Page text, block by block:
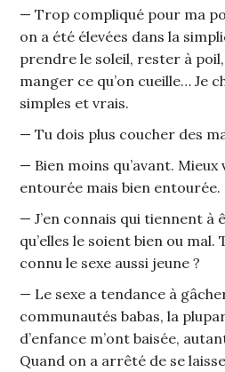
— Trop compliqué pour ma
on a été élevées dans la
prendre le soleil, rester à
manger ce qu’on cueille… Je
simples et vrais.
— Tu dois plus coucher des
— Bien moins qu’avant.
entourée mais bien entourée.
— J’en connais qui tiennent
qu’elles le soient bien ou
connu le sexe aussi jeune ?
— Le sexe a tendance à
communautés babas, la
d’enfance m’ont baisée,
Quand on a arrêté de se